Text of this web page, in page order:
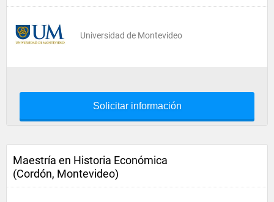
Universidad de Montevideo
Solicitar información
Maestría en Historia Económica
(Cordón, Montevideo)